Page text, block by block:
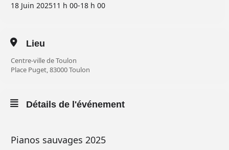
18 Juin 202511 h 00-18 h 00
Lieu
Centre-ville de Toulon
Place Puget, 83000 Toulon
Détails de l'événement
Pianos sauvages 2025